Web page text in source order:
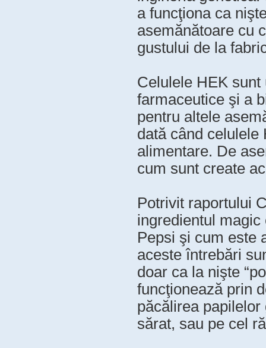
a funcţiona ca
asemănătoare cu
gustului de la
Celulele HEK
farmaceutice şi a
pentru altele
dată când celulele
alimentare. De
cum sunt create
Potrivit raportului
ingredientul
Pepsi şi cum este
aceste întrebări
doar ca la nişte
funcţionează prin
păcălirea
sărat, sau pe cel